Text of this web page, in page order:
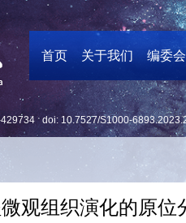
首页 关于我们 编委会
429734 doi: 10.7527/S1000-
观组织演化的原位